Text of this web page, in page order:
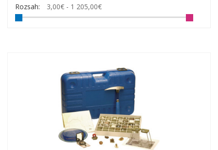
Rozsah:
3,00€ - 1 205,00€